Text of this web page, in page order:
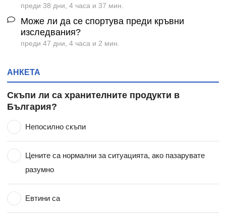
преди 38 дни, 4 часа и 37 мин.
Може ли да се спортува преди кръвни
изследвания?
преди 47 дни, 4 часа и 2 мин.
АНКЕТА
Скъпи ли са хранителните продукти в
България?
Непосилно скъпи
Цените са нормални за ситуацията, ако пазарувате
разумно
Евтини са